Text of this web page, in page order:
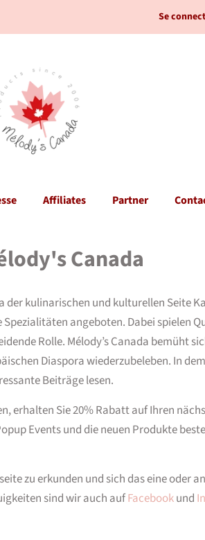
Se
Affiliates Partner
Canada
der kulinarischen und kulturellen Seite
angeboten. Dabei spielen
Rolle. Mélody’s Canada bemüht
Diaspora wiederzubeleben. In dem
Beiträge lesen.
erhalten Sie 20% Rabatt auf Ihren
Events und die neuen Produkte
zu erkunden und sich das eine oder
sind wir auch aufFacebookund